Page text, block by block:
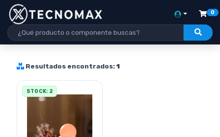
0
Resultados encontrados:1
STOCK: 2